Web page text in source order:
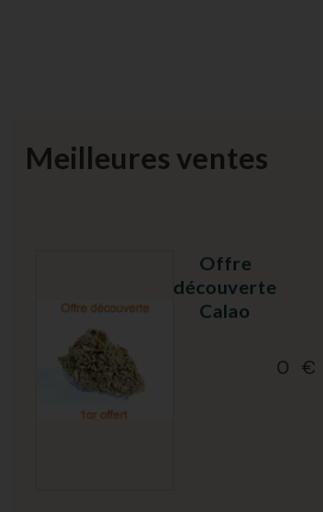
Meilleures ventes
Offre
découverte
Calao
0 €